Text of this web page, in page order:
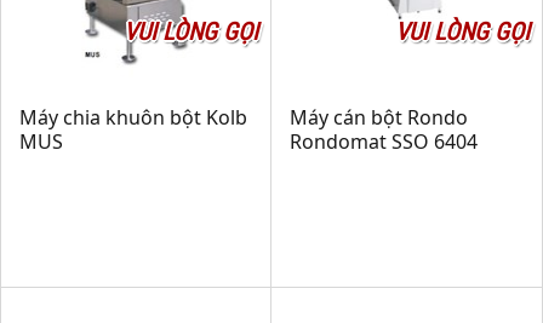
VUI LÒNG GỌI
Máy chia khuôn bột Kolb
MUS
VUI LÒNG GỌI
Máy cán bột Rondo
Rondomat SSO 6404